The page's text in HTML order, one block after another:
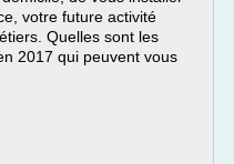
votre future activité
Quelles sont les
2017 qui peuvent vous